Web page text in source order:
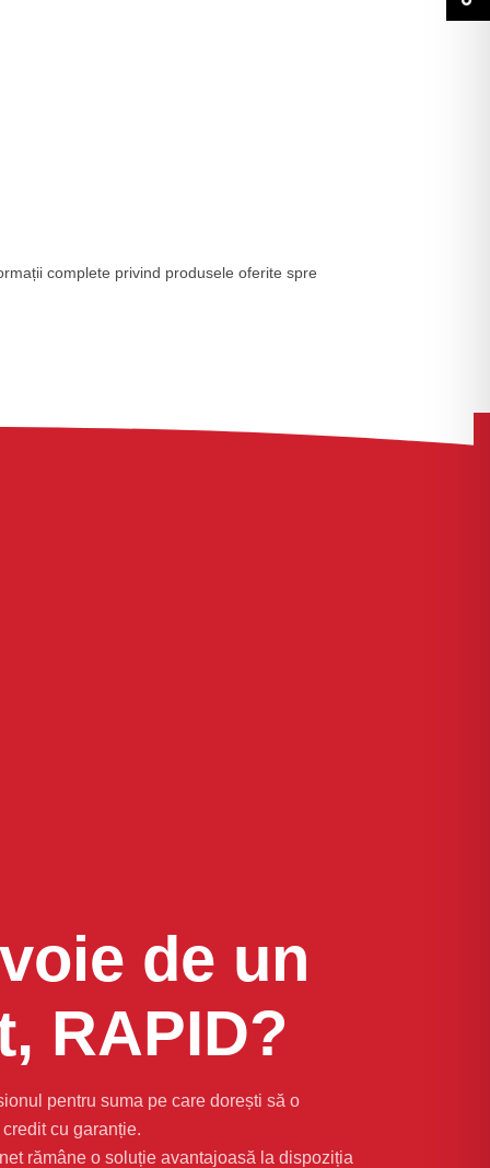
complete privind produsele oferite spre
de un
RAPID?
pentru suma pe care dorești să o
cu garanție.
rămâne o soluție avantajoasă la dispoziția